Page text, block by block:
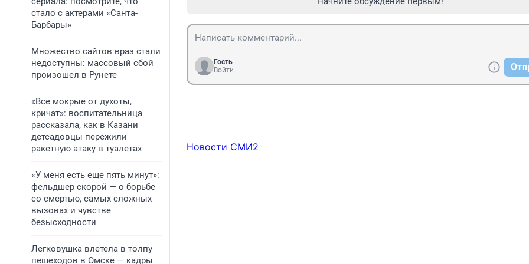
стало с актерами «Санта-
Барбары»
Множество сайтов враз стали
недоступны: массовый сбой
произошел в Рунете
«Все мокрые от духоты,
кричат»: воспитательница
рассказала, как в Казани
детсадовцы пережили
ракетную атаку в туалетах
«У меня есть еще пять минут»:
фельдшер скорой — о борьбе
со смертью, самых сложных
вызовах и чувстве
безысходности
Легковушка влетела в толпу
пешеходов в Омске — кадры
Гость
Войти
Новости СМИ2